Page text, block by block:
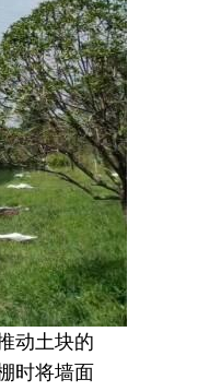
动土块的
时将墙面